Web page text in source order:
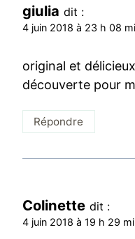
giulia dit :
4 juin 2018 à 23 h 08
original et
découverte pour
Répondre
Colinette dit :
4 juin 2018 à 19 h 29